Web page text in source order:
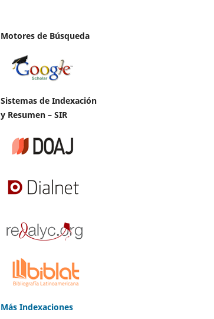
Motores de Búsqueda
Sistemas de Indexación
y Resumen – SIR
Más Indexaciones